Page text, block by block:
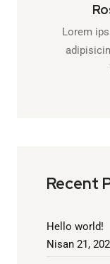
Lorem
Recent
Hello world!
Nisan 21,